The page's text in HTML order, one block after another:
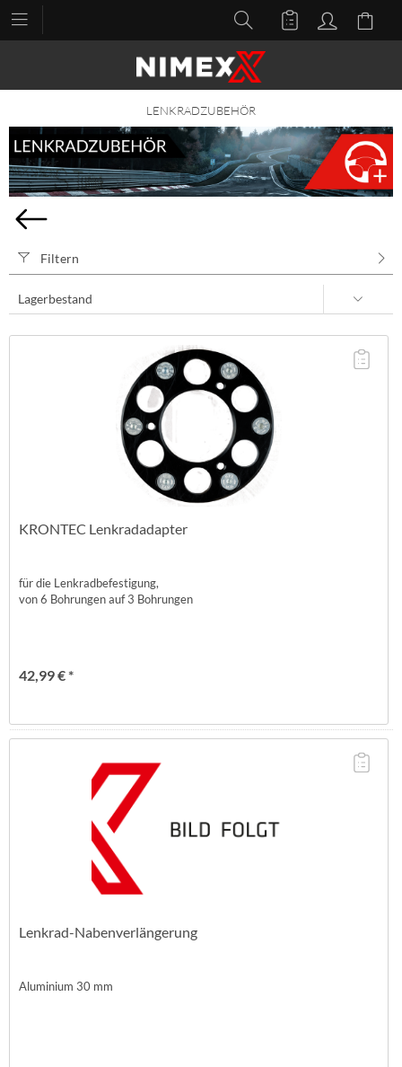
LENKRADZUBEHÖR
Filtern
KRONTEC Lenkradadapter
für die Lenkradbefestigung,
von 6 Bohrungen auf 3 Bohrungen
42,99 € *
Lenkrad-Nabenverlängerung
Aluminium 30 mm